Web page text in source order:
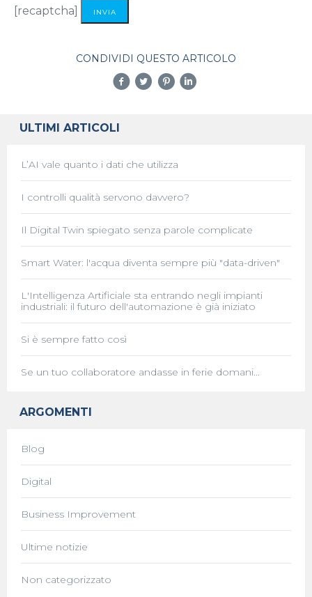
[recaptcha]
CONDIVIDI QUESTO ARTICOLO
ULTIMI ARTICOLI
L’AI vale quanto i dati che utilizza
I controlli qualità servono davvero?
Il Digital Twin spiegato senza parole complicate
Smart Water: l'acqua diventa sempre più "data-driven"
L'Intelligenza Artificiale sta entrando negli impianti
industriali: il futuro dell'automazione è già iniziato
Si è sempre fatto così
Se un tuo collaboratore andasse in ferie domani...
ARGOMENTI
Blog
Digital
Business Improvement
Ultime notizie
Non categorizzato